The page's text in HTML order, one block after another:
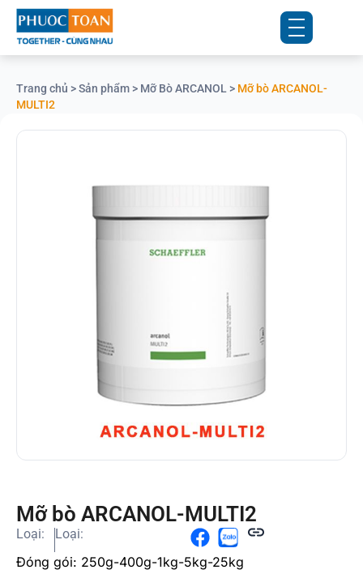
Trang chủ >Sản phẩm > Mỡ Bò ARCANOL > Mỡ bò ARCANOL-
MULTI2
Mỡ bò ARCANOL-MULTI2
Loại: Loại:
Đóng gói: 250g-400g-1kg-5kg-25kg